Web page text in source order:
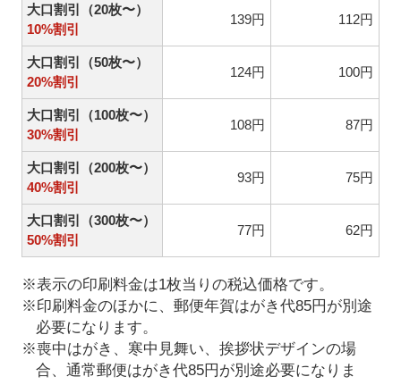
大口割引（20枚〜）
10%割引
139円 112円
大口割引（50枚〜）
20%割引
124円 100円
大口割引（100枚〜）
30%割引
108円 87円
大口割引（200枚〜）
40%割引
93円 75円
大口割引（300枚〜）
50%割引
77円 62円
※表示の印刷料金は1枚当りの税込価格です。
※印刷料金のほかに、郵便年賀はがき代85円が別途
必要になります。
※喪中はがき、寒中見舞い、挨拶状デザインの場
合、通常郵便はがき代85円が別途必要になりま